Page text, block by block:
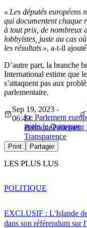
« Les députés européens
qui documentent chaque
à tout prix, de nombreux
lobbyistes, juste au cas
les résultats », a-t-il
D’autre part, la branche
International estime que
s’attaquent pas aux
parlementaire.
Le Parlement
après le Qatargate
Sep 19, 2023 -
06:49
PolitiqueParlement
Transparence
Print Partager
LES PLUS LUS
EXCLUSIF : L'Islande
dans son référendum sur
POLITIQUE